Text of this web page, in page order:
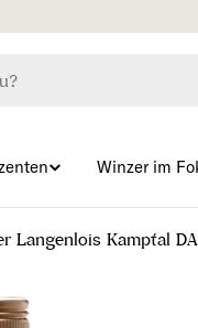
Winzer im
Langenlois Kamptal